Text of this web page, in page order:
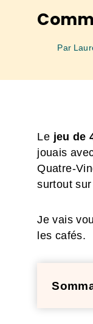
Par
Le jeu de
jouais
Quatre-
surtout
Je vais
les cafés.